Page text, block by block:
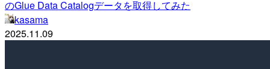
のGlue Data Catalogデータを取得してみた
kasama
2025.11.09